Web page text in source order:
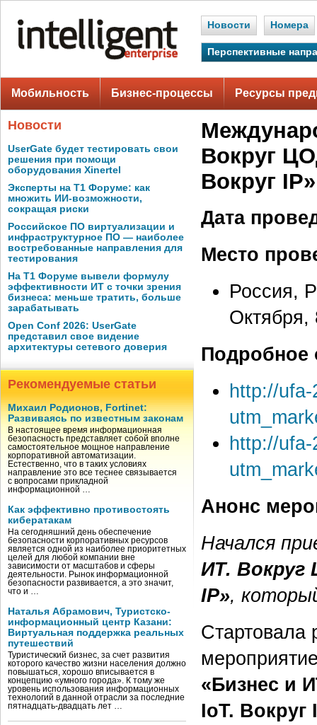
Новости Номера
Перспективные
Мобильность Бизнес-процессы Ресурсы
Новости
UserGate будет тестировать свои
решения при помощи
оборудования Xinertel
Эксперты на Т1 Форуме: как
множить ИИ-возможности,
сокращая риски
Российское ПО виртуализации и
инфраструктурное ПО — наиболее
востребованные направления для
тестирования
На Т1 Форуме вывели формулу
эффективности ИТ с точки зрения
бизнеса: меньше тратить, больше
зарабатывать
Open Conf 2026: UserGate
представил свое видение
архитектуры сетевого доверия
Рекомендуемые статьи
Михаил Родионов, Fortinet:
Развиваясь по известным законам
В настоящее время информационная
безопасность представляет собой вполне
самостоятельное мощное направление
корпоративной автоматизации.
Естественно, что в таких условиях
направление это все теснее связывается
с вопросами прикладной
информационной …
Как эффективно противостоять
кибератакам
На сегодняшний день обеспечение
безопасности корпоративных ресурсов
является одной из наиболее приоритетных
целей для любой компании вне
зависимости от масштабов и сферы
деятельности. Рынок информационной
безопасности развивается, а это значит,
что и …
Наталья Абрамович, Туристско-
информационный центр Казани:
Виртуальная поддержка реальных
путешествий
Туристический бизнес, за счет развития
которого качество жизни населения должно
повышаться, хорошо вписывается в
концепцию «умного города». К тому же
уровень использования информационных
технологий в данной отрасли за последние
пятнадцать-двадцать лет …
Вокруг
Вокруг
Дата
Место
Россия,
Октября,
Подробное
http://
http://
Анонс
Начался
ИТ. Вокруг
IP»,
Стартовала
«Бизнес и
IoT. Вокруг